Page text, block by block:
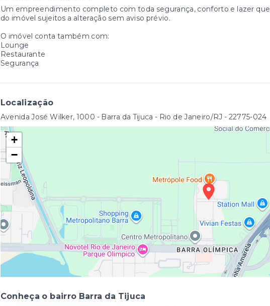
Um empreendimento completo com toda segurança, conforto e lazer
do imóvel sujeitos a alteração sem aviso prévio.
O imóvel conta também com:
Lounge
Restaurante
Segurança
Localização
Avenida José Wilker, 1000 - Barra da Tijuca - Rio de Janeiro/RJ - 22775-024
+
−
Conheça o bairro Barra da Tijuca